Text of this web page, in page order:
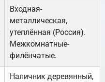
Входная-
металлическая,
утеплённая (Россия).
Межкомнатные-
филёнчатые.
Наличник деревянный,